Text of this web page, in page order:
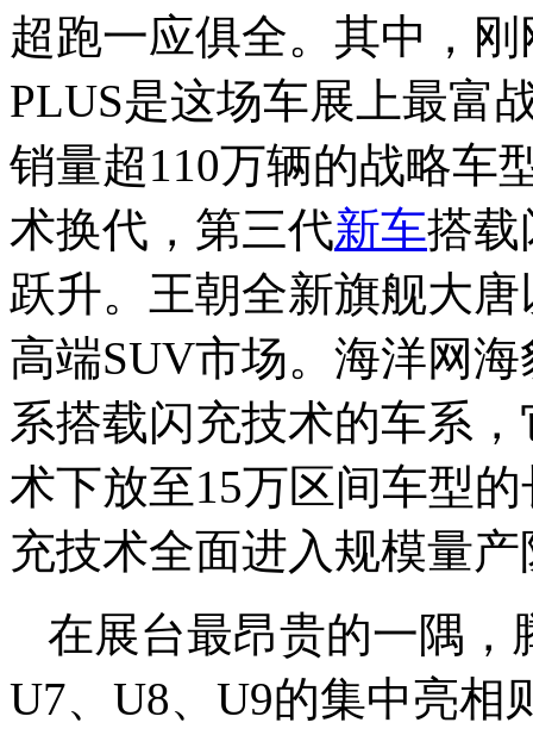
超跑一应俱全。其中，
PLUS是这场车展上最富
销量超110万辆的战略车
术换代，第三代新车搭载
跃升。王朝全新旗舰大
高端SUV市场。海洋网
系搭载闪充技术的车系
术下放至15万区间车型
充技术全面进入规模量产
在展台最昂贵的一隅，
U7、U8、U9的集中亮相